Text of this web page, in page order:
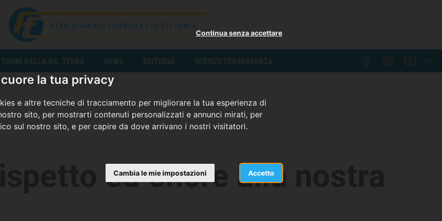
la tua privacy
e altre tecniche di tracciamento per migliorare la tua esperienza di
sito, per mostrarti contenuti personalizzati e annunci mirati, per
sul nostro sito, e per capire da dove arrivano i nostri visitatori.
Accetto
Continua senza accettare
Cambia le mie impostazioni
ONORE ALLA NOSTRA PATRIA
ed onore alla nostra